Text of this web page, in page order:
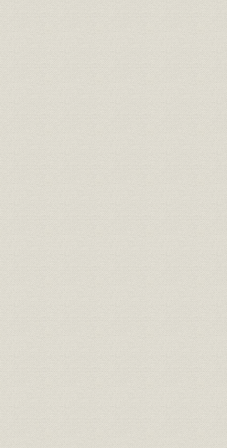
八、 前山久吉と藤原銀次郎
九、 山林疑獄事件と前山の入獄
十、 苫小牧工場の廃液と沿岸漁民の苦情
十一、 蚕座紙販売戦と洋紙合同会社の設立
十二、 井上侯の食言と前山の常務辞任並に全役員の退任
写真目録
人名索引
写真目録
1 鈴木梅四郎(口絵)
2 支笏湖の全景(折込)
3 朝吹英二の印鑑届
4 苫小牧工場開業前の王子工場製品に用いた商標
5 遠山山林の全景(原色)
6 浅野総一郎
7 中部分社長筑紫三郎より藤山専務宛の書翰
8 中部工場の排水路
9 四日市製紙芝川工場建設当時の鈴木実
10 中部工場建設当時の高田直屹
11 中部工場建設当時の大川平三郎
12 明治三十二年の春、中部分社長社宅における奥さん方の気晴し会
13 大岡育造の決算広告掲載に関する渋沢栄一宛書翰